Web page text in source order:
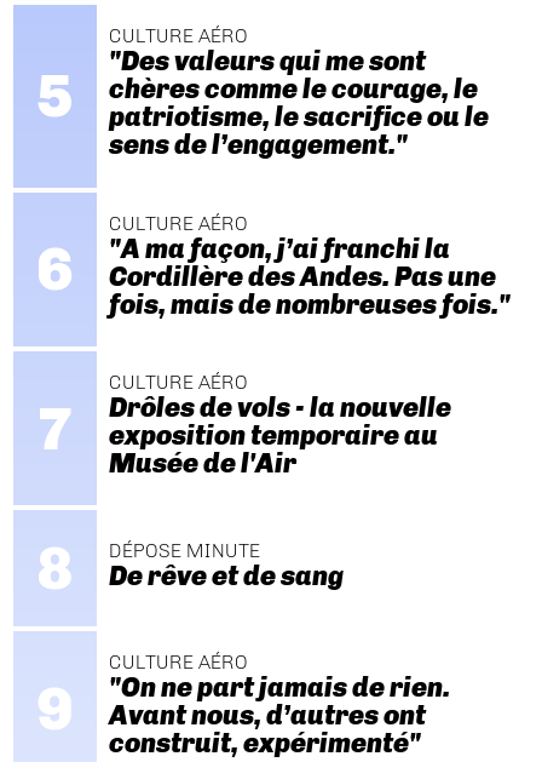
CULTURE AÉRO
"Des valeurs qui me sont
chères comme le courage, le
patriotisme, le sacrifice ou le
sens de l’engagement."
CULTURE AÉRO
"A ma façon, j’ai franchi la
Cordillère des Andes. Pas une
fois, mais de nombreuses fois."
CULTURE AÉRO
Drôles de vols - la nouvelle
exposition temporaire au
Musée de l'Air
DÉPOSE MINUTE
De rêve et de sang
CULTURE AÉRO
"On ne part jamais de rien.
Avant nous, d’autres ont
construit, expérimenté"